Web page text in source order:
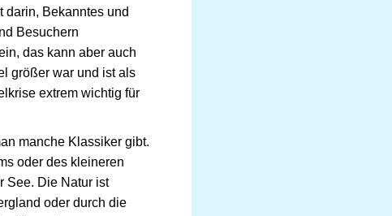
darin, Bekanntes und
Besuchern
das kann aber auch
größer war und ist als
extrem wichtig für
manche Klassiker gibt.
oder des kleineren
See. Die Natur ist
oder durch die